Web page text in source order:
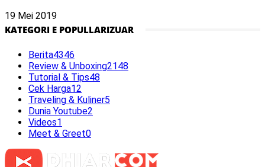
19 Mei 2019
KATEGORI E POPULLARIZUAR
Berita4346
Review & Unboxing2148
Tutorial & Tips48
Cek Harga12
Traveling & Kuliner5
Dunia Youtube2
Videos1
Meet & Greet0